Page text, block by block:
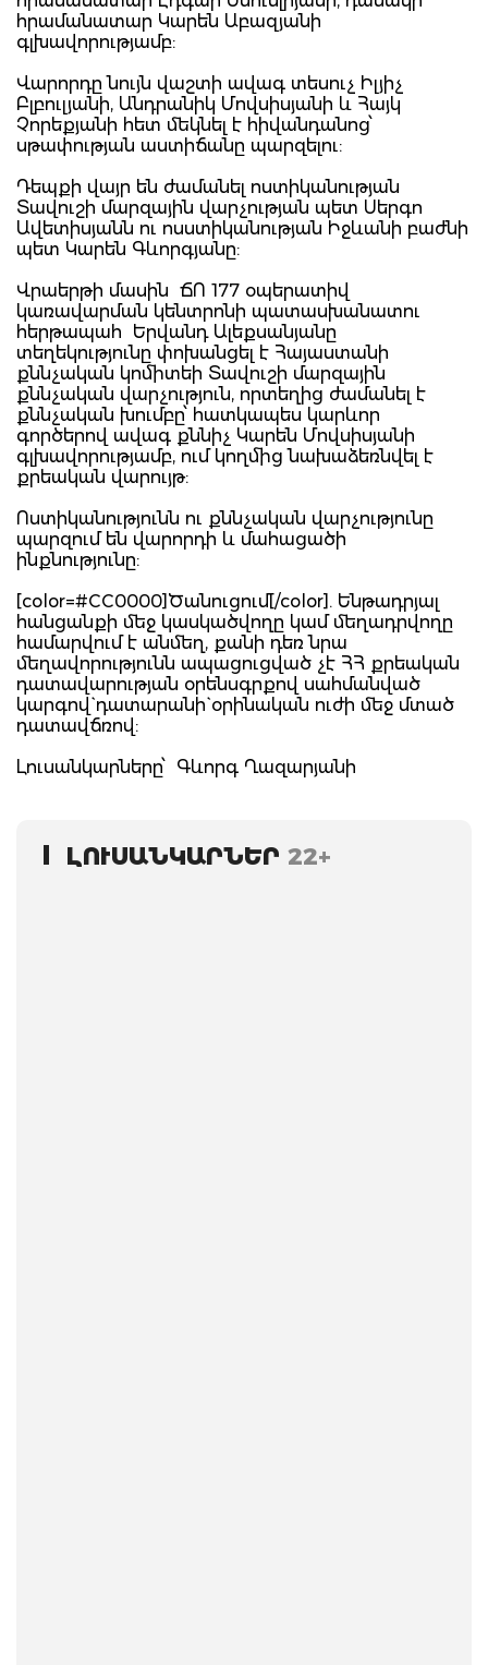
հրամանատար Կարեն Աբազյանի
գլխավորությամբ:
Վարորդը նույն վաշտի ավագ տեսուչ Իլյիչ
Բլբուլյանի, Անդրանիկ Մովսիսյանի և Հայկ
Չորեքյանի հետ մեկնել է հիվանդանոց՝
սթափության աստիճանը պարզելու:
Դեպքի վայր են ժամանել ոստիկանության
Տավուշի մարզային վարչության պետ Սերգո
Ավետիսյանն ու ոսստիկանության Իջևանի բաժնի
պետ Կարեն Գևորգյանը:
Վրաերթի մասին ՃՈ 177 օպերատիվ
կառավարման կենտրոնի պատասխանատու
հերթապահ Երվանդ Ալեքսանյանը
տեղեկությունը փոխանցել է Հայաստանի
քննչական կոմիտեի Տավուշի մարզային
քննչական վարչություն, որտեղից ժամանել է
քննչական խումբը՝ հատկապես կարևոր
գործերով ավագ քննիչ Կարեն Մովսիսյանի
գլխավորությամբ, ում կողմից նախաձեռնվել է
քրեական վարույթ:
Ոստիկանությունն ու քննչական վարչությունը
պարզում են վարորդի և մահացածի
ինքնությունը:
[color=#CC0000]Ծանուցում[/color]. Ենթադրյալ
հանցանքի մեջ կասկածվողը կամ մեղադրվողը
համարվում է անմեղ, քանի դեռ նրա
մեղավորությունն ապացուցված չէ ՀՀ քրեական
դատավարության օրենսգրքով սահմանված
կարգով` դատարանի` օրինական ուժի մեջ մտած
դատավճռով:
Լուսանկարները՝ Գևորգ Ղազարյանի
ԼՈՒՍԱՆԿԱՐՆԵՐ 22+